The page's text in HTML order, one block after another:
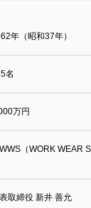
年（昭和37年）
名
万円
（WORK WEAR
取締役 新井 善允